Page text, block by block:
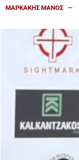
ΜΑΡΚΑΚΗΣ ΜΑΝΟΣ